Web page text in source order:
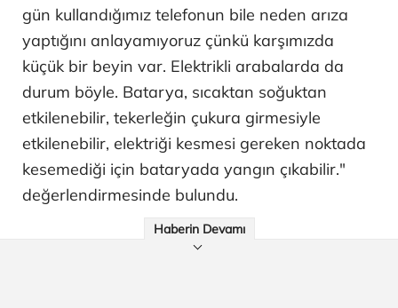
gün kullandığımız telefonun bile neden arıza
yaptığını anlayamıyoruz çünkü karşımızda
küçük bir beyin var. Elektrikli arabalarda da
durum böyle. Batarya, sıcaktan soğuktan
etkilenebilir, tekerleğin çukura girmesiyle
etkilenebilir, elektriği kesmesi gereken noktada
kesemediği için bataryada yangın çıkabilir."
değerlendirmesinde bulundu.
Haberin Devamı